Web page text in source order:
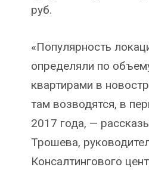
руб.
«Популярность
определяли по
квартирами в
там возводятся, в
2017 года, —
Трошева,
Консалтингового